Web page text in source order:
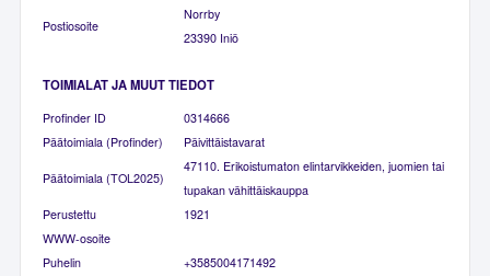
Postiosoite
Norrby
23390 Iniö
TOIMIALAT JA MUUT TIEDOT
Profinder ID
0314666
Päätoimiala (Profinder)
Päivittäistavarat
Päätoimiala (TOL2025)
47110. Erikoistumaton elintarvikkeiden, juomien tai
tupakan vähittäiskauppa
Perustettu
1921
WWW-osoite
Puhelin
+3585004171492